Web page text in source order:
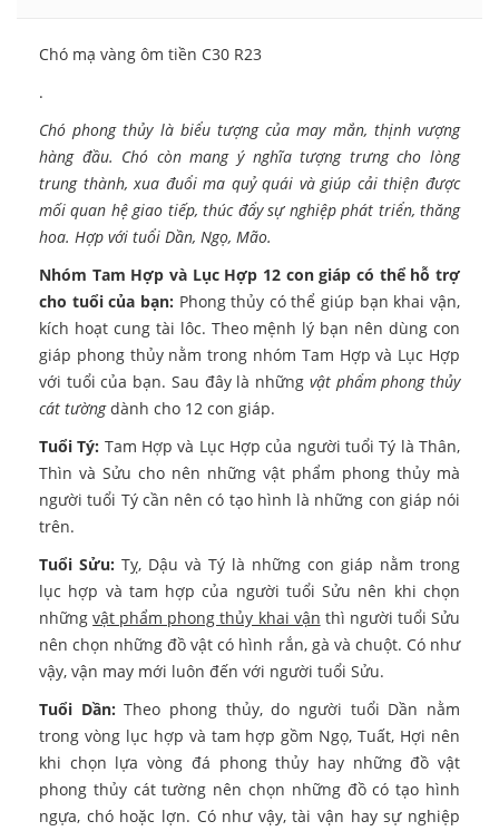
Chó mạ vàng ôm tiền C30 R23
.
Chó phong thủy là biểu tượng của may mắn, thịnh vượng
hàng đầu. Chó còn mang ý nghĩa tượng trưng cho lòng
trung thành, xua đuổi ma quỷ quái và giúp cải thiện được
mối quan hệ giao tiếp, thúc đẩy sự nghiệp phát triển, thăng
hoa. Hợp với tuổi Dần, Ngọ, Mão.
Nhóm Tam Hợp và Lục Hợp 12 con giáp có thể hỗ trợ
cho tuổi của bạn: Phong thủy có thể giúp bạn khai vận,
kích hoạt cung tài lôc. Theo mệnh lý bạn nên dùng con
giáp phong thủy nằm trong nhóm Tam Hợp và Lục Hợp
với tuổi của bạn. Sau đây là những vật phẩm phong thủy
cát tườngdành cho 12 con giáp.
Tuổi Tý: Tam Hợp và Lục Hợp của người tuổi Tý là Thân,
Thìn và Sửu cho nên những vật phẩm phong thủy mà
người tuổi Tý cần nên có tạo hình là những con giáp nói
trên.
Tuổi Sửu: Tỵ, Dậu và Tý là những con giáp nằm trong
lục hợp và tam hợp của người tuổi Sửu nên khi chọn
nhữngvật phẩm phong thủy khai vận thì người tuổi Sửu
nên chọn những đồ vật có hình rắn, gà và chuột. Có như
vậy, vận may mới luôn đến với người tuổi Sửu.
Tuổi Dần: Theo phong thủy, do người tuổi Dần nằm
trong vòng lục hợp và tam hợp gồm Ngọ, Tuất, Hợi nên
khi chọn lựa vòng đá phong thủy hay những đồ vật
phong thủy cát tường nên chọn những đồ có tạo hình
ngựa, chó hoặc lợn. Có như vậy, tài vận hay sự nghiệp